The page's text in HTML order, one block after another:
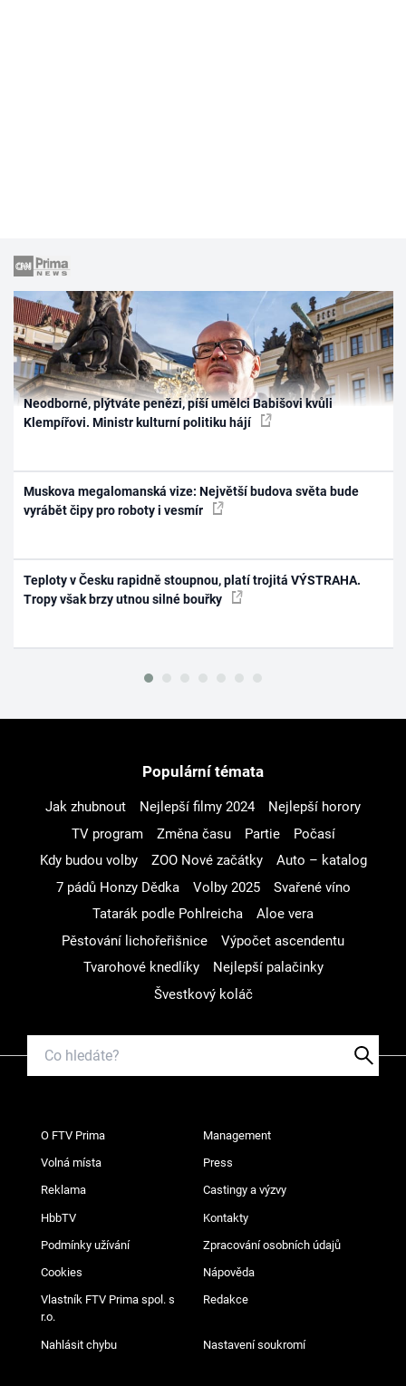
Neodborné, plýtváte penězi, píší umělci Babišovi kvůli
Klempířovi. Ministr kulturní politiku hájí
Muskova megalomanská vize: Největší budova světa bude
vyrábět čipy pro roboty i vesmír
Teploty v Česku rapidně stoupnou, platí trojitá VÝSTRAHA.
Tropy však brzy utnou silné bouřky
Populární témata
Jak zhubnout Nejlepší filmy 2024
Nejlepší horory
TV program
Změna času Partie
Počasí
Kdy budou volby
ZOO Nové začátky
Auto – katalog
7 pádů Honzy Dědka
Volby 2025
Svařené víno
Tatarák podle Pohlreicha
Aloe vera
Pěstování lichořeřišnice
Výpočet ascendentu
Tvarohové knedlíky
Nejlepší palačinky
Švestkový koláč
O FTV Prima Management
Volná místa Press
Reklama Castingy a výzvy
HbbTV Kontakty
Podmínky užívání Zpracování osobních údajů
Cookies Nápověda
Vlastník FTV Prima spol. s
r.o.
Redakce
Nahlásit chybu Nastavení soukromí